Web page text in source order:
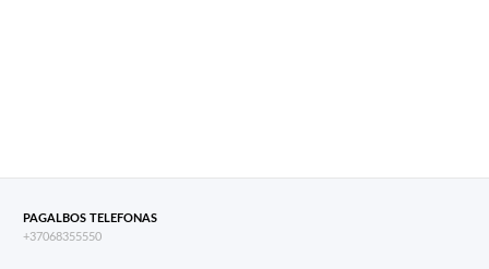
PAGALBOS TELEFONAS
+37068355550